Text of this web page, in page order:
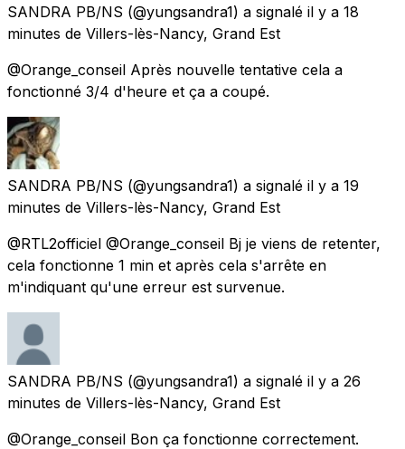
SANDRA PB/NS (@yungsandra1) a signalé il y a 18
minutes de Villers-lès-Nancy, Grand Est
@Orange_conseil Après nouvelle tentative cela a
fonctionné 3/4 d'heure et ça a coupé.
SANDRA PB/NS (@yungsandra1) a signalé il y a 19
minutes de Villers-lès-Nancy, Grand Est
@RTL2officiel @Orange_conseil Bj je viens de retenter,
cela fonctionne 1 min et après cela s'arrête en
m'indiquant qu'une erreur est survenue.
SANDRA PB/NS (@yungsandra1) a signalé il y a 26
minutes de Villers-lès-Nancy, Grand Est
@Orange_conseil Bon ça fonctionne correctement.